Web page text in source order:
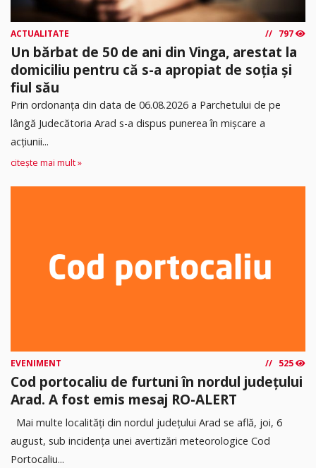
ACTUALITATE 797
Un bărbat de 50 de ani din Vinga, arestat la
domiciliu pentru că s-a apropiat de soția și
fiul său
Prin ordonanța din data de 06.08.2026 a Parchetului de pe
lângă Judecătoria Arad s-a dispus punerea în mişcare a
acţiunii...
citește mai mult »
EVENIMENT 525
Cod portocaliu de furtuni în nordul județului
Arad. A fost emis mesaj RO-ALERT
Mai multe localități din nordul județului Arad se află, joi, 6
august, sub incidența unei avertizări meteorologice Cod
Portocaliu...